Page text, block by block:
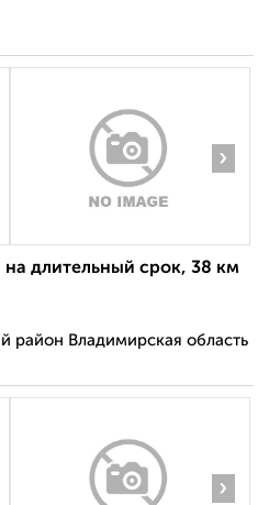
›
длительный срок, 38 км
район Владимирская область
›